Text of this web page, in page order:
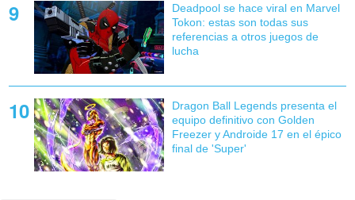
Deadpool se hace viral en Marvel
Tokon: estas son todas sus
referencias a otros juegos de
lucha
Dragon Ball Legends presenta el
equipo definitivo con Golden
Freezer y Androide 17 en el épico
final de 'Super'